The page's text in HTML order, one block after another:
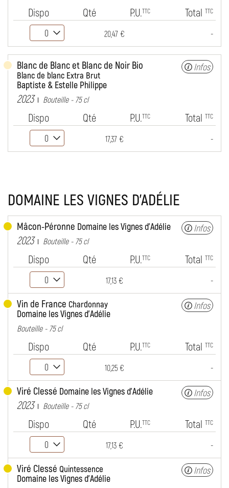
Dispo Qté P.U.TTC Total TTC
20,47 € -
Blanc de Blanc et Blanc de Noir Bio
Blanc de blanc Extra Brut
Baptiste & Estelle Philippe
2023 Bouteille - 75 cl
Infos
Dispo Qté P.U.TTC Total TTC
17,37 € -
DOMAINE LES VIGNES D'ADÉLIE
Mâcon-Péronne Domaine les Vignes d'Adélie
2023 Bouteille - 75 cl
Infos
Dispo Qté P.U.TTC Total TTC
17,13 € -
Vin de France Chardonnay
Domaine les Vignes d'Adélie
Bouteille - 75 cl
Infos
Dispo Qté P.U.TTC Total TTC
10,25 € -
Viré Clessé Domaine les Vignes d'Adélie
2023 Bouteille - 75 cl
Infos
Dispo Qté P.U.TTC Total TTC
17,13 € -
Viré Clessé Quintessence
Domaine les Vignes d'Adélie
Infos